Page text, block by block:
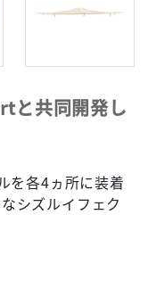
と共同開発し
を各4ヵ所に装着
シズルイフェク